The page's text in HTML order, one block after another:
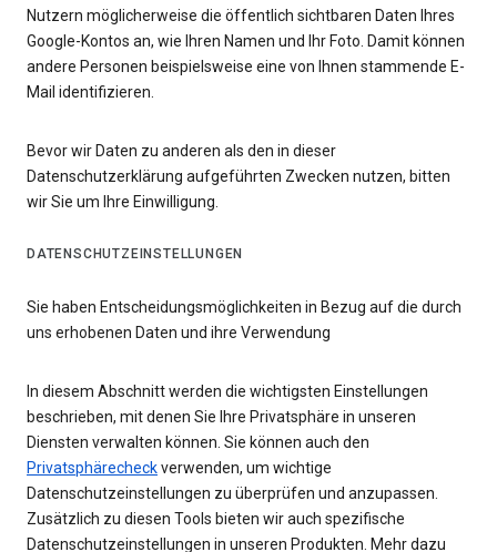
Nutzern möglicherweise die öffentlich sichtbaren Daten Ihres
Google-Kontos an, wie Ihren Namen und Ihr Foto. Damit können
andere Personen beispielsweise eine von Ihnen stammende E-
Mail identifizieren.
Bevor wir Daten zu anderen als den in dieser
Datenschutzerklärung aufgeführten Zwecken nutzen, bitten
wir Sie um Ihre Einwilligung.
DATENSCHUTZEINSTELLUNGEN
Sie haben Entscheidungsmöglichkeiten in Bezug auf die durch
uns erhobenen Daten und ihre Verwendung
In diesem Abschnitt werden die wichtigsten Einstellungen
beschrieben, mit denen Sie Ihre Privatsphäre in unseren
Diensten verwalten können. Sie können auch den
Privatsphärecheckverwenden, um wichtige
Datenschutzeinstellungen zu überprüfen und anzupassen.
Zusätzlich zu diesen Tools bieten wir auch spezifische
Datenschutzeinstellungen in unseren Produkten. Mehr dazu